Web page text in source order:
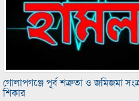
গোলাপগঞ্জে পূর্ব শত্রুতা ও জমিজমা
শিকার